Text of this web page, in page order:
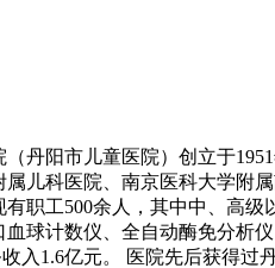
丹阳市儿童医院）创立于
属儿科医院、南京医科大学附
有职工500余人，其中中、高
球计数仪、全自动酶免分析
入1.6亿元。 医院先后获得